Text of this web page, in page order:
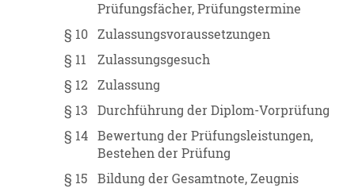
Prüfungsfächer, Prüfungstermine
§ 10
Zulassungsvoraussetzungen
§ 11
Zulassungsgesuch
§ 12
Zulassung
§ 13
Durchführung der Diplom-Vorprüfung
§ 14
Bewertung der Prüfungsleistungen,
Bestehen der Prüfung
§ 15
Bildung der Gesamtnote, Zeugnis